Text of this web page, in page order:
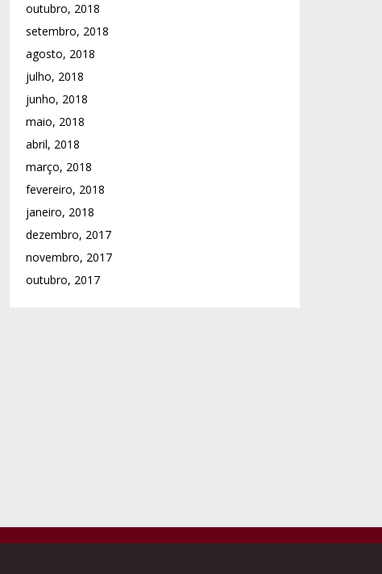
outubro, 2018
setembro, 2018
agosto, 2018
julho, 2018
junho, 2018
maio, 2018
abril, 2018
março, 2018
fevereiro, 2018
janeiro, 2018
dezembro, 2017
novembro, 2017
outubro, 2017